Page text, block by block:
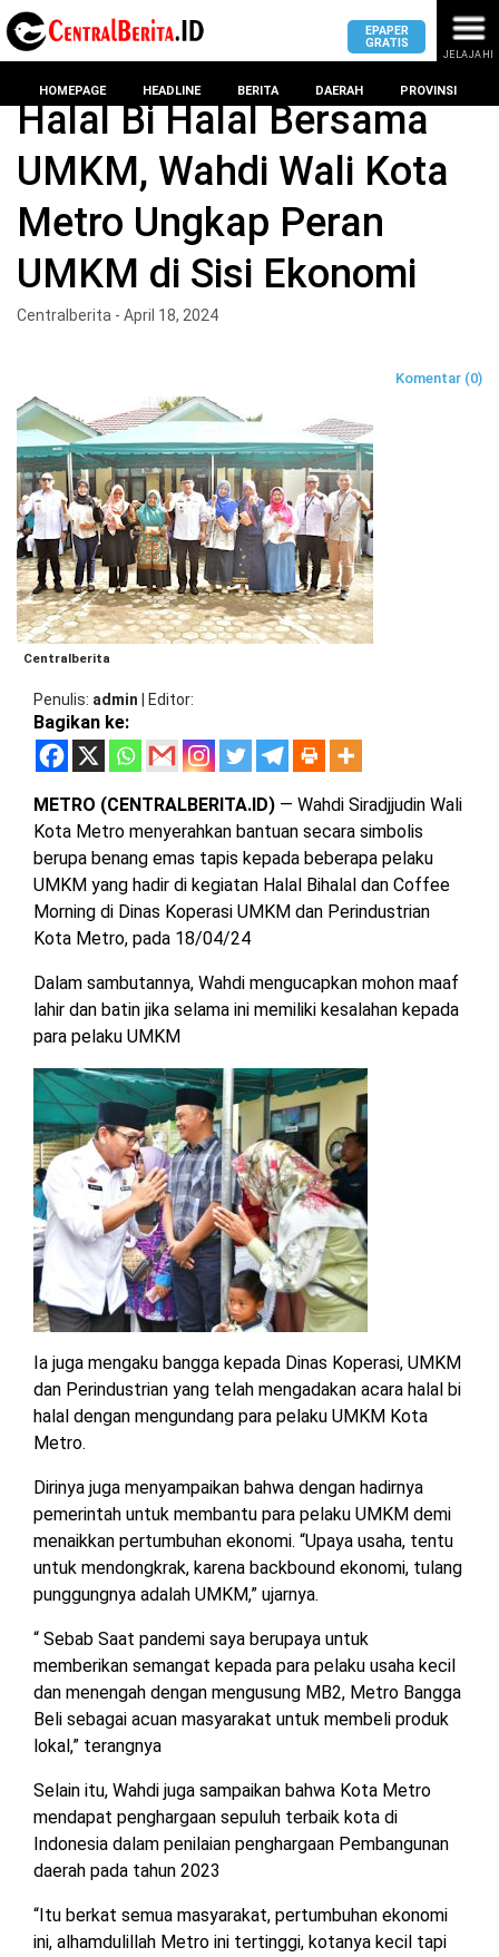
MASUK
KOTA
METRO
PESAWARAN
TANGGAMUS
PRINGSEWU
LAMPUNG
SELATAN
LAMPUNG
TENGAH
BARAT
LAMPUNG
TIMUR
LAMPUNG
MESUJI
PESISIR
BARAT
TULANG
BAWANG
TULANG
BAWANG
BARAT
WAYKANAN
DPRD
KOTA
BANDAR
LAMPUNG
DPRD
METRO
DPRD
PESAWARAN
DPRD
DPRD
PRINGSEWU
DPRD
LAMSEL
DPRD
LAMTENG
LAMBAR
DPRD
LAMTIM
DPRD
LAMPUNG
UTARA
DPRD
MESUJI
DPRD
PESISIR
DPRD
TULANG
BAWANG
DPRD
TULANG
BAWANG
BARAT
WAYKANAN
LAMPUNG
BANTEN
JAWAB
BARAT
DKI
JAKARTA
INFO
KEBIJAKAN
SOSIAL
PEDOMAN
SIBER
REDAKSI
TENTANG
EPAPER
GRATIS
JELAJAHI
HOMEPAGE HEADLINE BERITA DAERAH PROVINSI
Halal Bi Halal Bersama
UMKM, Wahdi Wali Kota
Metro Ungkap Peran
UMKM di Sisi Ekonomi
Centralberita - April 18, 2024
Komentar (0)
Centralberita
Penulis admin Editor
Bagikan ke:
METRO (CENTRALBERITA.ID) — Wahdi Siradjjudin Wali
Kota Metro menyerahkan bantuan secara simbolis
berupa benang emas tapis kepada beberapa pelaku
UMKM yang hadir di kegiatan Halal Bihalal dan Coffee
Morning di Dinas Koperasi UMKM dan Perindustrian
Kota Metro, pada 18/04/24
Dalam sambutannya, Wahdi mengucapkan mohon maaf
lahir dan batin jika selama ini memiliki kesalahan kepada
para pelaku UMKM
Ia juga mengaku bangga kepada Dinas Koperasi, UMKM
dan Perindustrian yang telah mengadakan acara halal bi
halal dengan mengundang para pelaku UMKM Kota
Metro.
Dirinya juga menyampaikan bahwa dengan hadirnya
pemerintah untuk membantu para pelaku UMKM demi
menaikkan pertumbuhan ekonomi. “Upaya usaha, tentu
untuk mendongkrak, karena backbound ekonomi, tulang
punggungnya adalah UMKM,” ujarnya.
“ Sebab Saat pandemi saya berupaya untuk
memberikan semangat kepada para pelaku usaha kecil
dan menengah dengan mengusung MB2, Metro Bangga
Beli sebagai acuan masyarakat untuk membeli produk
lokal,” terangnya
Selain itu, Wahdi juga sampaikan bahwa Kota Metro
mendapat penghargaan sepuluh terbaik kota di
Indonesia dalam penilaian penghargaan Pembangunan
daerah pada tahun 2023
“Itu berkat semua masyarakat, pertumbuhan ekonomi
ini, alhamdulillah Metro ini tertinggi, kotanya kecil tapi